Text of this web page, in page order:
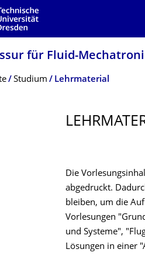
für Fluid-
Menü
Studium Lehrmaterial
Die
abgedruckt.
bleiben, um die
Vorlesungen
und Systeme",
Lösungen in einer